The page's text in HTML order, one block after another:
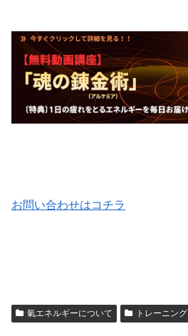
お問い合わせはコチラ
氣エネルギーについて トレーニング